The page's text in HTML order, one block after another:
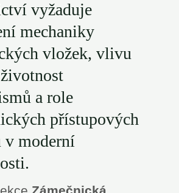
vyžaduje
mechaniky
vložek, vlivu
a role
přístupových
v moderní
Zámečnická